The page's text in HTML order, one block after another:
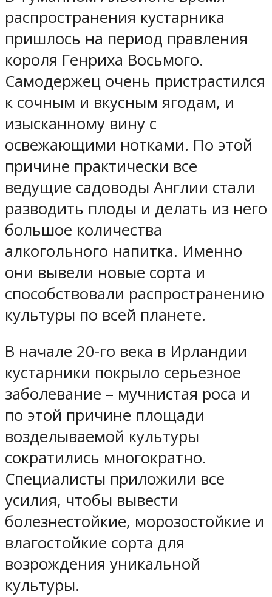
распространения кустарника
пришлось на период правления
короля Генриха Восьмого.
Самодержец очень пристрастился
к сочным и вкусным ягодам, и
изысканному вину с
освежающими нотками. По этой
причине практически все
ведущие садоводы Англии стали
разводить плоды и делать из него
большое количества
алкогольного напитка. Именно
они вывели новые сорта и
способствовали распространению
культуры по всей планете.
В начале 20-го века в Ирландии
кустарники покрыло серьезное
заболевание – мучнистая роса и
по этой причине площади
возделываемой культуры
сократились многократно.
Специалисты приложили все
усилия, чтобы вывести
болезнестойкие, морозостойкие и
влагостойкие сорта для
возрождения уникальной
культуры.